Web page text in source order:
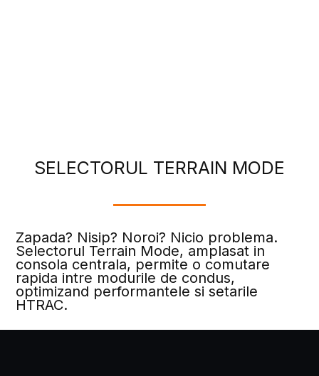
SELECTORUL TERRAIN MODE
Zapada? Nisip? Noroi? Nicio problema.
Selectorul Terrain Mode, amplasat in
consola centrala, permite o comutare
rapida intre modurile de condus,
optimizand performantele si setarile
HTRAC.